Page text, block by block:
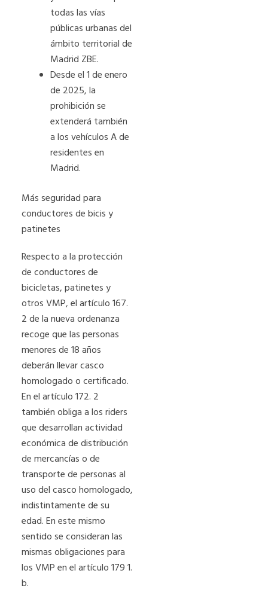
todas las vías
públicas urbanas del
ámbito territorial de
Madrid ZBE.
Desde el 1 de enero
de 2025, la
prohibición se
extenderá también
a los vehículos A de
residentes en
Madrid.
Más seguridad para
conductores de bicis y
patinetes
Respecto a la protección
de conductores de
bicicletas, patinetes y
otros VMP, el artículo 167.
2 de la nueva ordenanza
recoge que las personas
menores de 18 años
deberán llevar casco
homologado o certificado.
En el artículo 172. 2
también obliga a los riders
que desarrollan actividad
económica de distribución
de mercancías o de
transporte de personas al
uso del casco homologado,
indistintamente de su
edad. En este mismo
sentido se consideran las
mismas obligaciones para
los VMP en el artículo 179 1.
b.